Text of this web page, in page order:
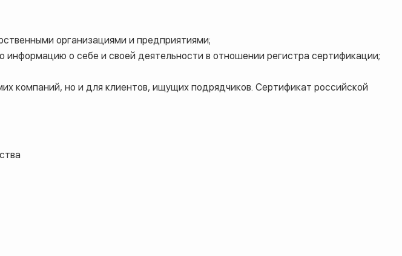
организациями и предприятиями;
о себе и своей деятельности в отношении регистра сертификации;
компаний, но и для клиентов, ищущих подрядчиков. Сертификат российской